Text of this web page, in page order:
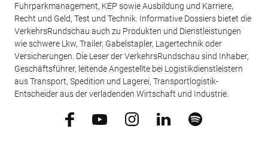
Fuhrparkmanagement, KEP sowie Ausbildung und Karriere,
Recht und Geld, Test und Technik. Informative Dossiers bietet die
VerkehrsRundschau auch zu Produkten und Dienstleistungen
wie schwere Lkw, Trailer, Gabelstapler, Lagertechnik oder
Versicherungen. Die Leser der VerkehrsRundschau sind Inhaber,
Geschäftsführer, leitende Angestellte bei Logistikdienstleistern
aus Transport, Spedition und Lagerei, Transportlogistik-
Entscheider aus der verladenden Wirtschaft und Industrie.